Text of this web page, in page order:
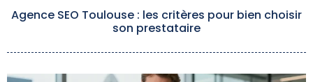
Agence SEO Toulouse : les critères pour bien choisir
son prestataire